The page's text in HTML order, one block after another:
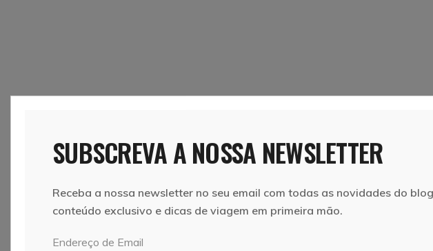
SUBSCREVA A NOSSA NEWSLETTER
Receba a nossa newsletter no seu email com todas as novidades do
conteúdo exclusivo e dicas de viagem em primeira mão.
Endereço de Email